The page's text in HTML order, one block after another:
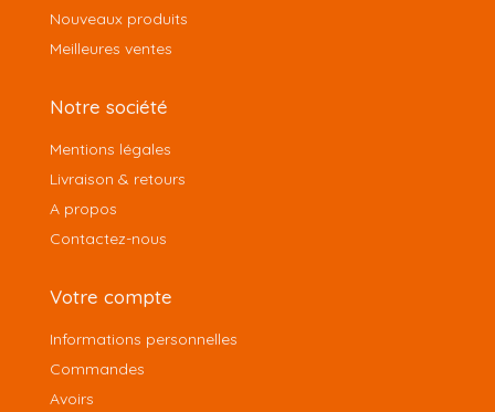
Nouveaux produits
Meilleures ventes
Notre société
Mentions légales
Livraison & retours
A propos
Contactez-nous
Votre compte
Informations personnelles
Commandes
Avoirs